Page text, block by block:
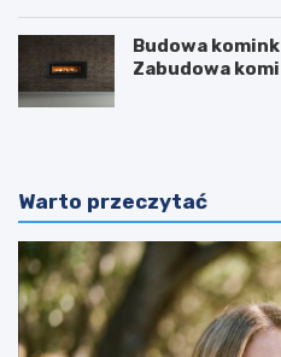
Budowa
Zabudowa
Warto przeczytać